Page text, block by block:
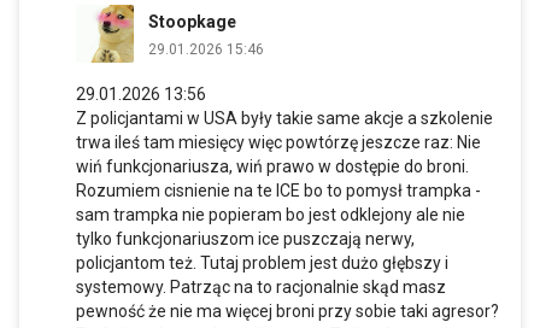
Stoopkage
29.01.2026 15:46
29.01.2026 13:56
Z policjantami w USA były takie same akcje a szkolenie
trwa ileś tam miesięcy więc powtórzę jeszcze raz: Nie
wiń funkcjonariusza, wiń prawo w dostępie do broni.
Rozumiem cisnienie na te ICE bo to pomysł trampka -
sam trampka nie popieram bo jest odklejony ale nie
tylko funkcjonariuszom ice puszczają nerwy,
policjantom też. Tutaj problem jest dużo głębszy i
systemowy. Patrząc na to racjonalnie skąd masz
pewność że nie ma więcej broni przy sobie taki agresor?